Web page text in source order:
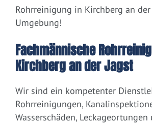
Rohrreinigung in Kirchberg an der
Umgebung!
Fachmännische
Kirchberg an der Jagst
Wir sind ein kompetenter
Rohrreinigungen,
Wasserschäden,